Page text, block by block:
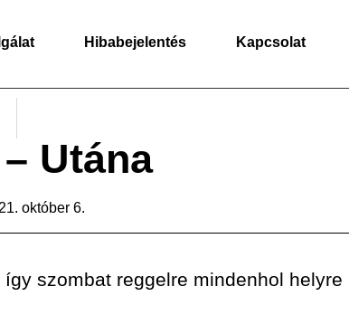
Hibabejelentés Kapcsolat
Utána
október 6.
szombat reggelre mindenhol